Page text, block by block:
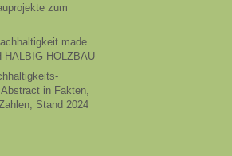
zum
made
HALBIG HOLZBAU
in Fakten,
Stand 2024